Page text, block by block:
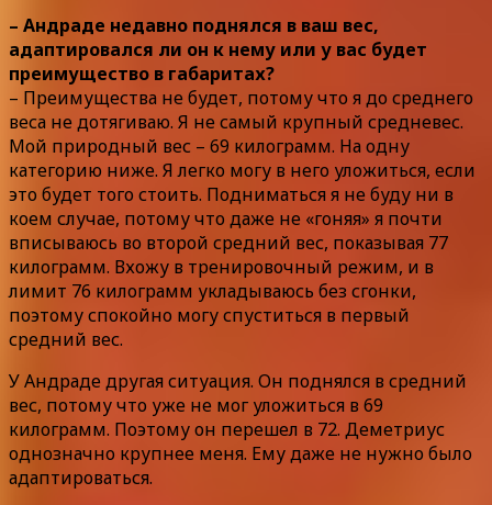
– Андраде недавно поднялся в ваш вес,
адаптировался ли он к нему или у вас будет
преимущество в габаритах?
– Преимущества не будет, потому что я до среднего
веса не дотягиваю. Я не самый крупный средневес.
Мой природный вес – 69 килограмм. На одну
категорию ниже. Я легко могу в него уложиться, если
это будет того стоить. Подниматься я не буду ни в
коем случае, потому что даже не «гоняя» я почти
вписываюсь во второй средний вес, показывая 77
килограмм. Вхожу в тренировочный режим, и в
лимит 76 килограмм укладываюсь без сгонки,
поэтому спокойно могу спуститься в первый
средний вес.
У Андраде другая ситуация. Он поднялся в средний
вес, потому что уже не мог уложиться в 69
килограмм. Поэтому он перешел в 72. Деметриус
однозначно крупнее меня. Ему даже не нужно было
адаптироваться.